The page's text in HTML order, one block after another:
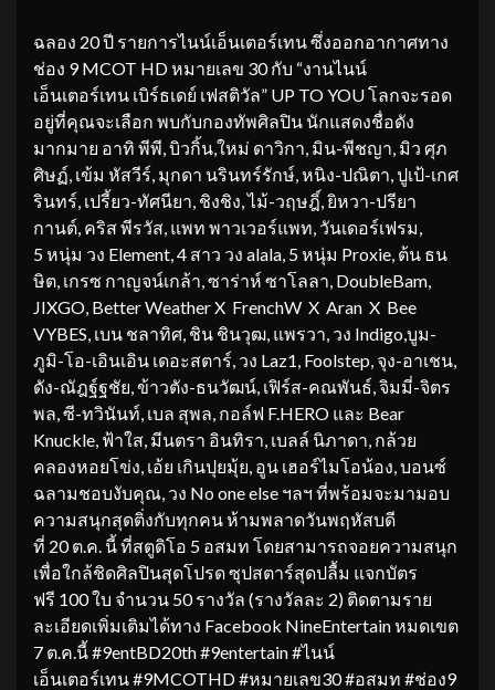
ฉลอง 20 ปี รายการไนน์เอ็นเตอร์เทน ซึ่งออกอากาศทาง
ช่อง 9 MCOT HD หมายเลข 30 กับ “งานไนน์
เอ็นเตอร์เทน เบิร์ธเดย์ เฟสติวัล” UP TO YOU โลกจะรอด
อยู่ที่คุณจะเลือก พบกับกองทัพศิลปิน นักแสดงชื่อดัง
มากมาย อาทิ พีพี, บิวกิ้น,ใหม่ ดาวิกา, มิน-พีชญา, มิว ศุภ
ศิษฏ์, เข้ม หัสวีร์, มุกดา นรินทร์รักษ์, หนิง-ปณิตา, ปูเป้-เกศ
รินทร์, เปรี้ยว-ทัศนียา, ชิงชิง, ไม้-วฤษฎิ์, ยิหวา-ปรียา
กานต์, คริส พีรวัส, แพท พาวเวอร์แพท, วันเดอร์เฟรม,
5 หนุ่ม วง Element, 4 สาว วง alala, 5 หนุ่ม Proxie, ต้น ธน
ษิต, เกรซ กาญจน์เกล้า, ซาร่าห์ ซาโลลา, DoubleBam,
JIXGO, Better Weather X FrenchW X Aran X Bee
VYBES, เบน ชลาทิศ, ชิน ชินวุฒ, แพรวา, วง Indigo,บูม-
ภูมิ-โอ-เอินเอิน เดอะสตาร์, วง Laz1, Foolstep, จุง-อาเชน,
ดัง-ณัฎฐ์ฐชัย, ข้าวตัง-ธนวัฒน์, เฟิร์ส-คณพันธ์, จิมมี่-จิตร
พล, ซี-ทวินันท์, เบล สุพล, กอล์ฟ F.HERO และ Bear
Knuckle, ฟ้าใส, มีนตรา อินทิรา, เบลล์ นิภาดา, กล้วย
คลองหอยโข่ง, เอ้ย เกินปุยมุ้ย, อูน เฮอร์ไมโอน้อง, บอนซ์
ฉลามชอบงับคุณ, วง No one else ฯลฯ ที่พร้อมจะมามอบ
ความสนุกสุดติ่งกับทุกคน ห้ามพลาดวันพฤหัสบดี
ที่ 20 ต.ค. นี้ ที่สตูดิโอ 5 อสมท โดยสามารถจอยความสนุก
เพื่อใกล้ชิดศิลปินสุดโปรด ซุปสตาร์สุดปลื้ม แจกบัตร
ฟรี 100 ใบ จำนวน 50 รางวัล (รางวัลละ 2) ติดตามราย
ละเอียดเพิ่มเติมได้ทาง Facebook NineEntertain หมดเขต
7 ต.ค.นี้ #9entBD20th #9entertain #ไนน์
เอ็นเตอร์เทน #9MCOTHD #หมายเลข30 #อสมท #ช่อง9